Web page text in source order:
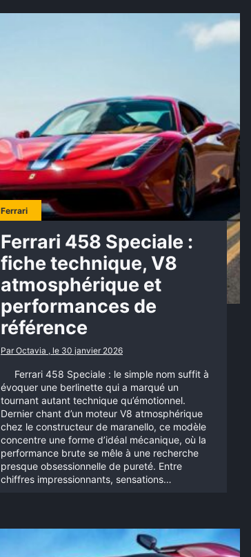
Ferrari
Ferrari 458 Speciale :
fiche technique, V8
atmosphérique et
performances de
référence
Par Octavia , le 30 janvier 2026
Ferrari 458 Speciale : le simple nom suffit à
évoquer une berlinette qui a marqué un
tournant autant technique qu’émotionnel.
Dernier chant d’un moteur V8 atmosphérique
chez le constructeur de maranello, ce modèle
concentre une forme d’idéal mécanique, où la
performance brute se mêle à une recherche
presque obsessionnelle de pureté. Entre
chiffres impressionnants, sensations…